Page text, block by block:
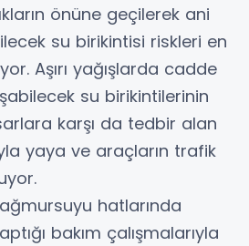
önüne geçilerek ani
su birikintisi riskleri en
Aşırı yağışlarda cadde
su birikintilerinin
karşı da tedbir alan
yaya ve araçların trafik
hatlarında
bakım çalışmalarıyla